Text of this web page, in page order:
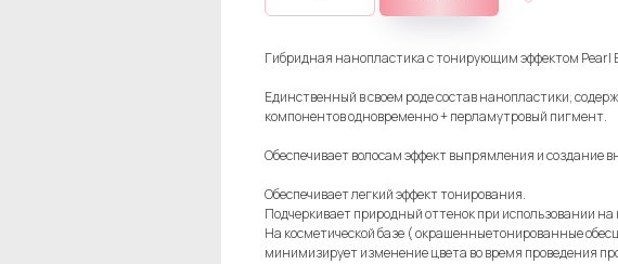
Гибридная нанопластика с тонирующим эффектом Pearl
Единственный в своем роде состав нанопластики,
компонентов одновременно + перламутровый пигмент.
Обеспечивает волосам эффект выпрямления и создание
Обеспечивает легкий эффект тонирования.
Подчеркивает природный оттенок при использовании
На косметической базе ( окрашенныетонированные
минимизирует изменение цвета во время проведения